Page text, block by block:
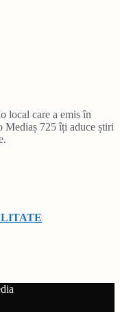
local care a emis în
Mediaș 725 îți aduce știri